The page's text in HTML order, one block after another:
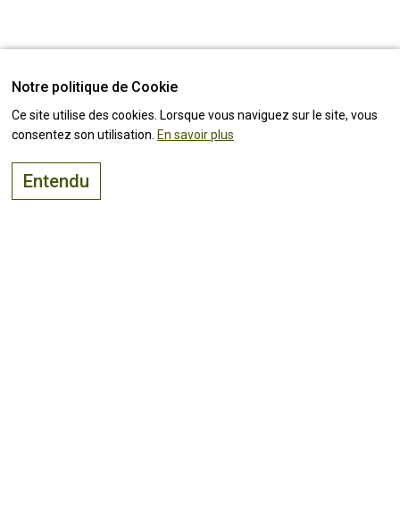
Notre politique de Cookie
Ce site utilise des cookies. Lorsque vous naviguez sur le site, vous
consentez son utilisation. En savoir plus
Entendu